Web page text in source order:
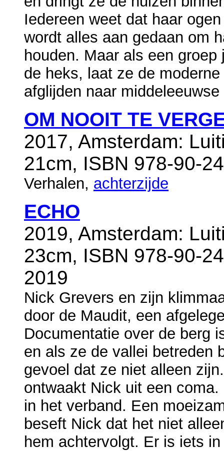
Iedereen weet dat haar
wordt alles aan gedaan om
houden. Maar als een
de heks, laat ze de
afglijden naar
OM NOOIT TE
2017, Amsterdam:
21cm, ISBN 978-90-
Verhalen, achterzijde
ECHO
2019, Amsterdam:
23cm, ISBN 978-90-
2019
Nick Grevers en zijn
door de Maudit, een
Documentatie over de berg
en als ze de vallei betreden
gevoel dat ze niet alleen
ontwaakt Nick uit een
in het verband. Een
beseft Nick dat het niet
hem achtervolgt. Er is iets